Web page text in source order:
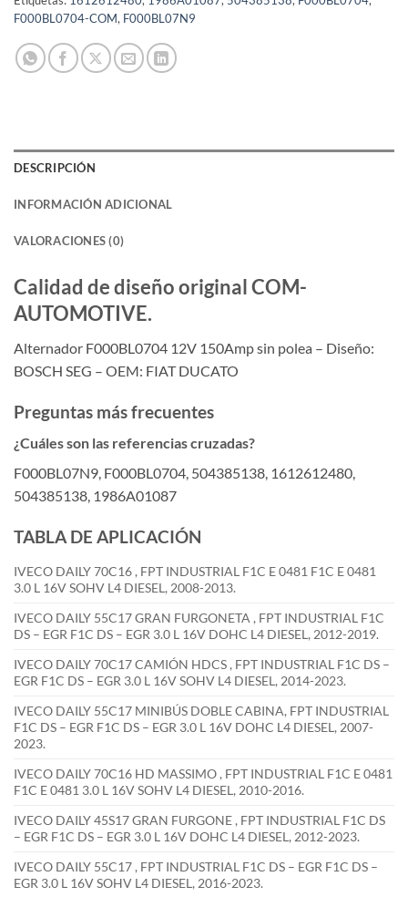
F000BL0704-COM, F000BL07N9
DESCRIPCIÓN
INFORMACIÓN ADICIONAL
VALORACIONES (0)
Calidad de diseño original COM-
AUTOMOTIVE.
Alternador F000BL0704 12V 150Amp sin polea – Diseño:
BOSCH SEG – OEM: FIAT DUCATO
Preguntas más frecuentes
¿Cuáles son las referencias cruzadas?
F000BL07N9, F000BL0704, 504385138, 1612612480,
504385138, 1986A01087
TABLA DE APLICACIÓN
IVECO DAILY 70C16 , FPT INDUSTRIAL F1C E 0481 F1C E 0481
3.0 L 16V SOHV L4 DIESEL, 2008-2013.
IVECO DAILY 55C17 GRAN FURGONETA , FPT INDUSTRIAL F1C
DS – EGR F1C DS – EGR 3.0 L 16V DOHC L4 DIESEL, 2012-2019.
IVECO DAILY 70C17 CAMIÓN HDCS , FPT INDUSTRIAL F1C DS –
EGR F1C DS – EGR 3.0 L 16V SOHV L4 DIESEL, 2014-2023.
IVECO DAILY 55C17 MINIBÚS DOBLE CABINA, FPT INDUSTRIAL
F1C DS – EGR F1C DS – EGR 3.0 L 16V DOHC L4 DIESEL, 2007-
2023.
IVECO DAILY 70C16 HD MASSIMO , FPT INDUSTRIAL F1C E 0481
F1C E 0481 3.0 L 16V SOHV L4 DIESEL, 2010-2016.
IVECO DAILY 45S17 GRAN FURGONE , FPT INDUSTRIAL F1C DS
– EGR F1C DS – EGR 3.0 L 16V DOHC L4 DIESEL, 2012-2023.
IVECO DAILY 55C17 , FPT INDUSTRIAL F1C DS – EGR F1C DS –
EGR 3.0 L 16V SOHV L4 DIESEL, 2016-2023.